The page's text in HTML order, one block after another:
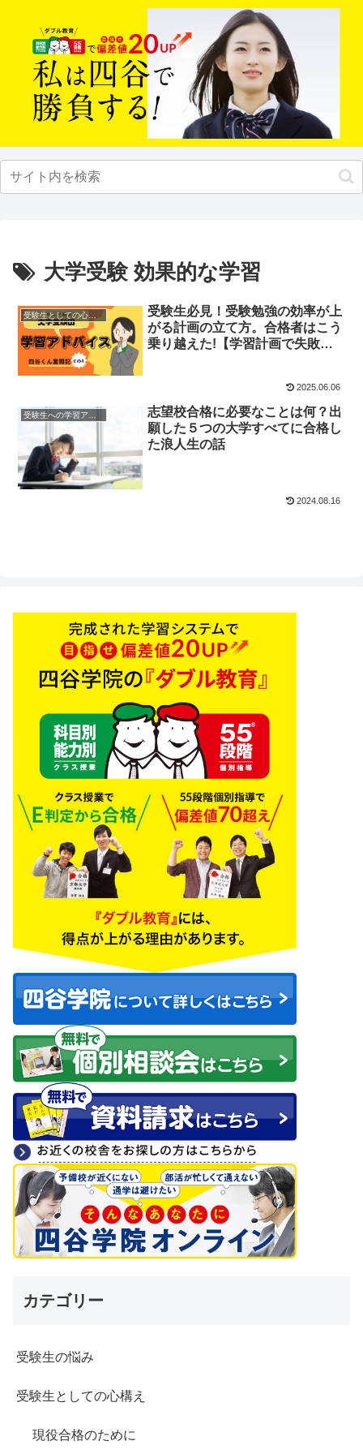
大学受験 効果的な学習
受験生としての心構え
受験生必見！受験勉強の効率が上
がる計画の立て方。合格者はこう
乗り越えた!【学習計画で失敗し
2025.06.06
受験生への学習アドバイス
志望校合格に必要なことは何？出
願した５つの大学すべてに合格し
た浪人生の話
2024.08.16
カテゴリー
受験生の悩み
受験生としての心構え
現役合格のために